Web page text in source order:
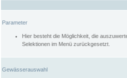
Parameter
Hier besteht die Möglichkeit, die
Selektionen im Menü zurückgesetzt.
Gewässerauswahl